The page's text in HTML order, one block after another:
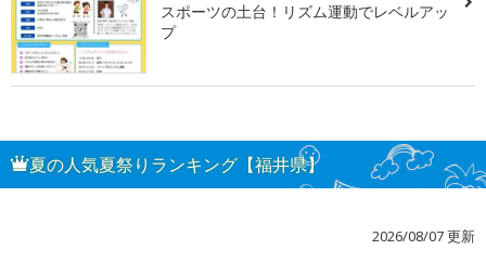
スポーツの土台！リズム運動でレベルアッ
プ
夏の人気夏祭りランキング【福井県】
2026/08/07 更新